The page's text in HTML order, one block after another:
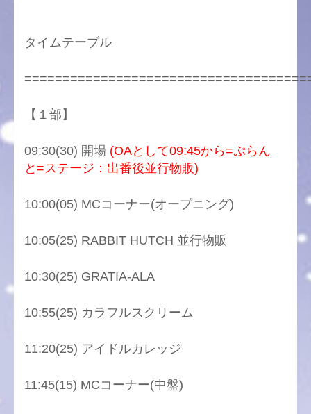
タイムテーブル
【１部】
09:30(30) 開場 (OAとして09:45から=ぷらん
と=ステージ：出番後並行物販)
10:00(05) MCコーナー(オープニング)
10:05(25) RABBIT HUTCH 並行物販
10:30(25) GRATIA-ALA
10:55(25) カラフルスクリーム
11:20(25) アイドルカレッジ
11:45(15) MCコーナー(中盤)